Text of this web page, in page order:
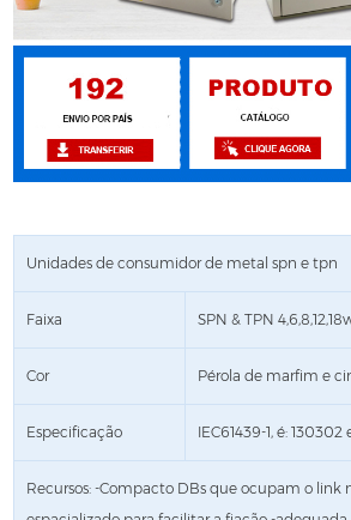
Unidades de consumidor de metal spn e tpn
Faixa SPN & TPN
Cor Pérola de marfim e
Especificação IEC61439-1, é: 130302
Recursos: -Compacto DBs que ocupam o